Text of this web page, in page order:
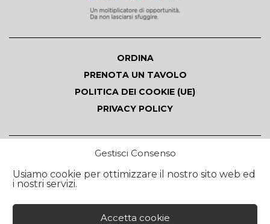
Gestisci Consenso
Usiamo cookie per ottimizzare il nostro sito web ed
i nostri servizi.
Accetta cookie
ORDINA
PRENOTA UN TAVOLO
POLITICA DEI COOKIE (UE)
PRIVACY POLICY
Follow Ristorante Antica Abbazia